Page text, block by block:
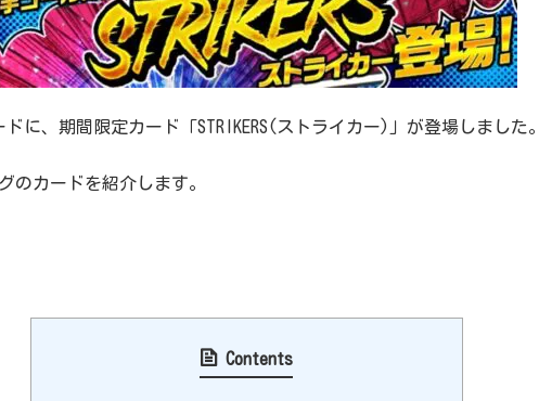
に、期間限定カード「STRIKERS(ストライカー)」が登場しました。
のカードを紹介します。
Contents